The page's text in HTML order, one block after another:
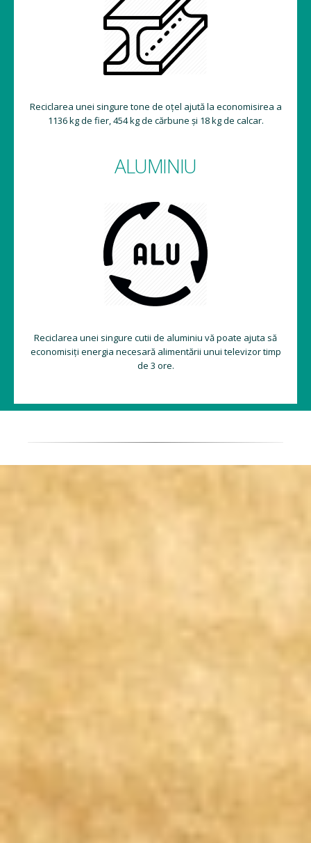
Reciclarea unei singure tone de oțel ajută la economisirea a
1136 kg de fier, 454 kg de cărbune și 18 kg de calcar.
ALUMINIU
Reciclarea unei singure cutii de aluminiu vă poate ajuta să
economisiți energia necesară alimentării unui televizor timp
de 3 ore.